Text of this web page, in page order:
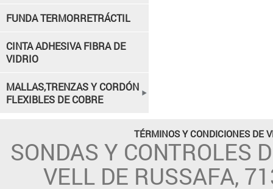
FUNDA TERMORRETRÁCTIL
CINTA ADHESIVA FIBRA DE
VIDRIO
MALLAS,TRENZAS Y CORDÓN
FLEXIBLES DE COBRE
TÉRMINOS Y CONDICIONES DE
SONDAS Y CONTROLES
VELL DE RUSSAFA,